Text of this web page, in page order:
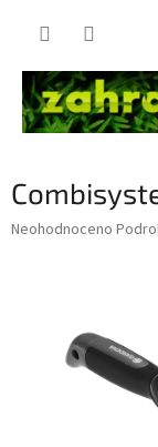
Průměrné
Neohodnoceno